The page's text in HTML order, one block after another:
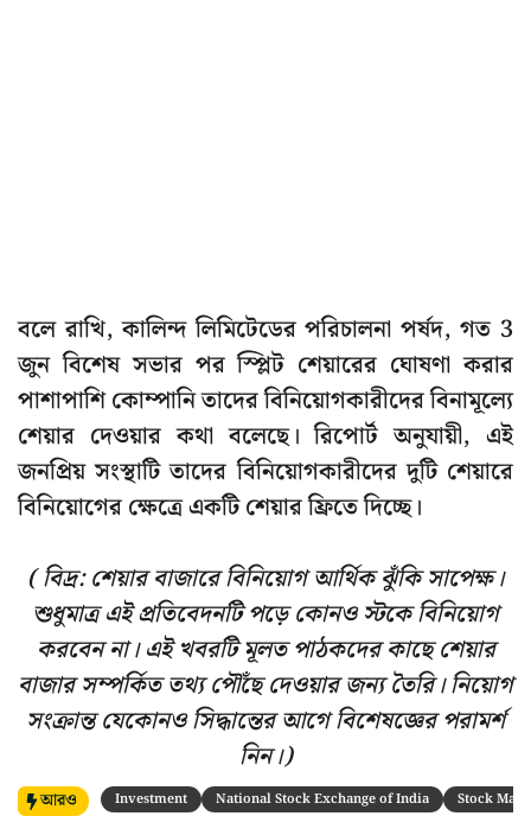
বলে রাখি, কালিন্দ লিমিটেডের পরিচালনা পর্ষদ, গত 3
জুন বিশেষ সভার পর স্প্লিট শেয়ারের ঘোষণা করার
পাশাপাশি কোম্পানি তাদের বিনিয়োগকারীদের বিনামূল্যে
শেয়ার দেওয়ার কথা বলেছে। রিপোর্ট অনুযায়ী, এই
জনপ্রিয় সংস্থাটি তাদের বিনিয়োগকারীদের দুটি শেয়ারে
বিনিয়োগের ক্ষেত্রে একটি শেয়ার ফ্রিতে দিচ্ছে।
( বিদ্র: শেয়ার বাজারে বিনিয়োগ আর্থিক ঝুঁকি সাপেক্ষ।
শুধুমাত্র এই প্রতিবেদনটি পড়ে কোনও স্টকে বিনিয়োগ
করবেন না। এই খবরটি মূলত পাঠকদের কাছে শেয়ার
বাজার সম্পর্কিত তথ্য পৌঁছে দেওয়ার জন্য তৈরি। নিয়োগ
সংক্রান্ত যেকোনও সিদ্ধান্তের আগে বিশেষজ্ঞের পরামর্শ
নিন।)
আরও Investment National Stock Exchange of India Stock